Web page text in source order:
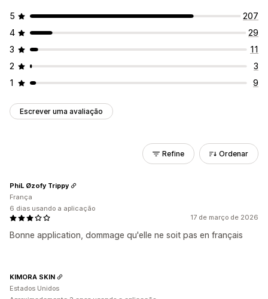
5
207
4
29
3
11
2
3
1
9
Escrever uma avaliação
Refine Ordenar
17 de março de 2026
Bonne application, dommage qu'elle ne soit pas en français
PhiL Øzofy Trippy
França
6 dias usando a aplicação
KIMORA SKIN
Estados Unidos